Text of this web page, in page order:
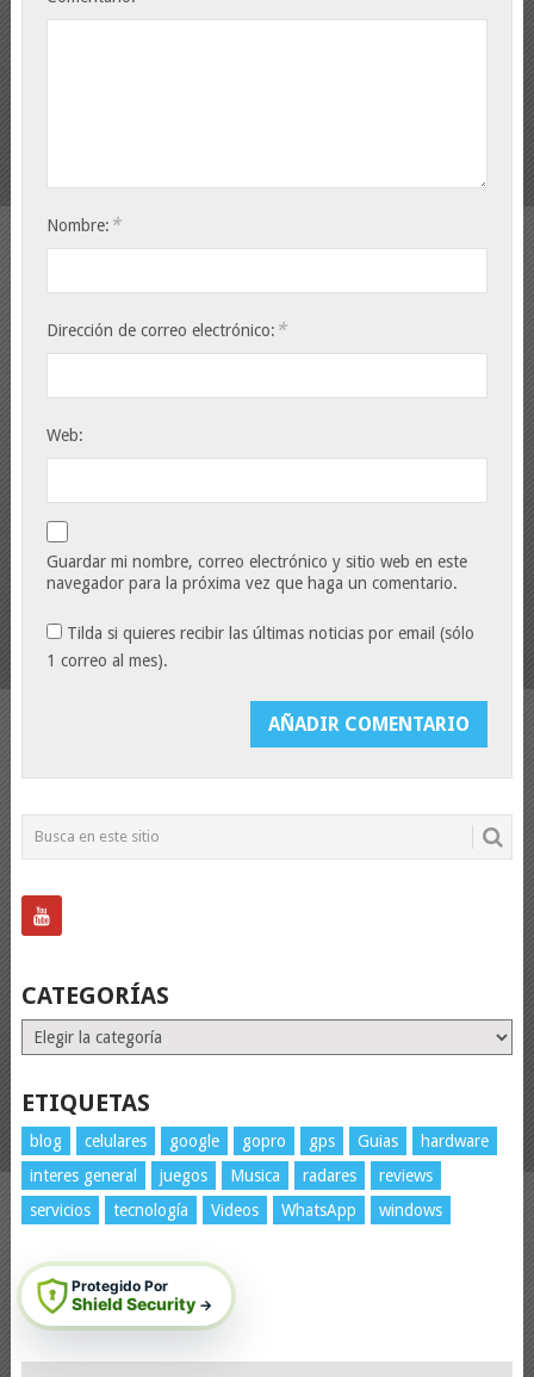
Nombre: *
Dirección de correo electrónico: *
Web:
Guardar mi nombre, correo electrónico y sitio web en este
navegador para la próxima vez que haga un comentario.
Tilda si quieres recibir las últimas noticias por email (sólo
1 correo al mes).
CATEGORÍAS
Categorías
ETIQUETAS
blog celulares google gopro gps Guias
hardware
interes general
juegos Musica radares
reviews
servicios
tecnología Videos WhatsApp windows
Protegido Por
Shield Security →